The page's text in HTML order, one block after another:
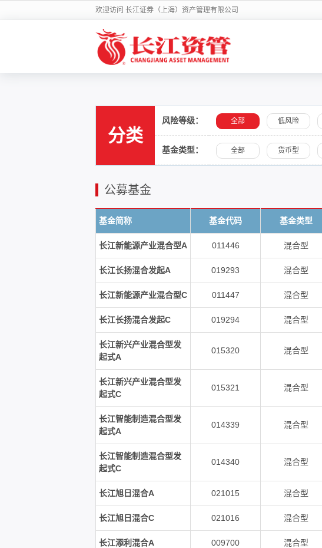
欢迎访问 长江证券（上海）资产管理有限公司
分类
风险等级： 全部 低风险
基金类型： 全部 货币型
公募基金
基金简称 基金代码 基金类型
长江新能源产业混合型A 011446 混合型
长江长扬混合发起A 019293 混合型
长江新能源产业混合型C 011447 混合型
长江长扬混合发起C 019294 混合型
长江新兴产业混合型发
起式A
015320 混合型
长江新兴产业混合型发
起式C
015321 混合型
长江智能制造混合型发
起式A
014339 混合型
长江智能制造混合型发
起式C
014340 混合型
长江旭日混合A 021015 混合型
长江旭日混合C 021016 混合型
长江添利混合A 009700 混合型